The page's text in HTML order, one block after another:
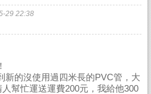
29 22:38
新的沒使用過四米長的PVC管，大
幫忙運送運費200元，我給他300